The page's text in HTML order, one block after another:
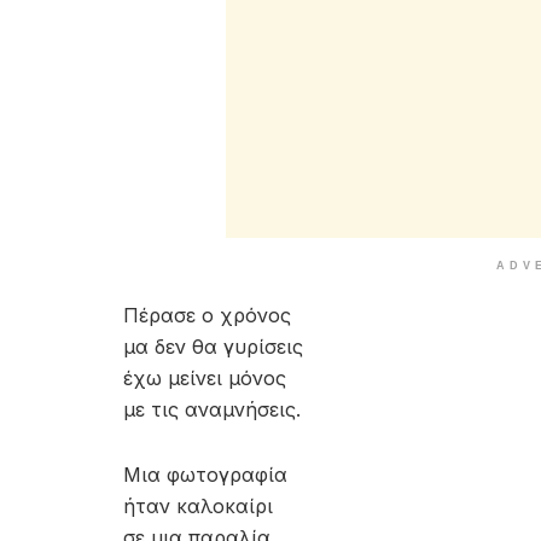
Πέρασε ο χρόνος
μα δεν θα γυρίσεις
έχω μείνει μόνος
με τις αναμνήσεις.
Μια φωτογραφία
ήταν καλοκαίρι